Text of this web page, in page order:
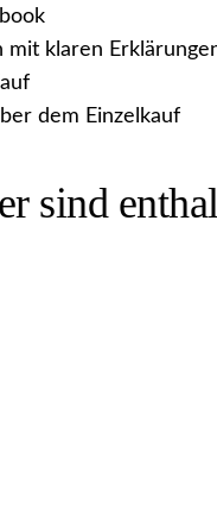
klaren
dem Einzelkauf
sind